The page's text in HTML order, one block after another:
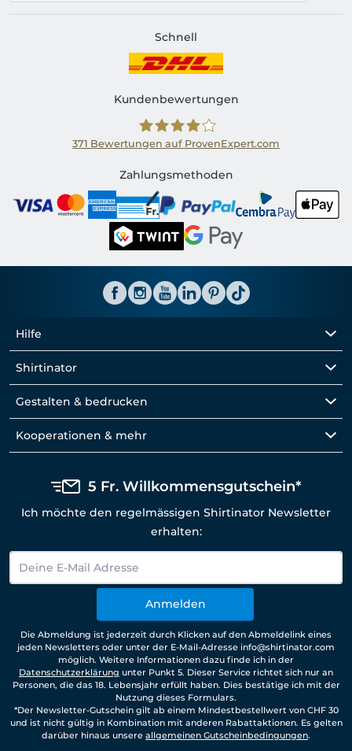
Schnell
Kundenbewertungen
Shirtinator CH
371 Bewertungen auf ProvenExpert.com
Zahlungsmethoden
Hilfe
Shirtinator
Gestalten & bedrucken
Kooperationen & mehr
5 Fr. Willkommensgutschein*
Ich möchte den regelmässigen Shirtinator Newsletter
erhalten:
Anmelden
Die Abmeldung ist jederzeit durch Klicken auf den Abmeldelink eines
jeden Newsletters oder unter der E-Mail-Adresse info@shirtinator.com
möglich. Weitere Informationen dazu finde ich in der
Datenschutzerklärung unter Punkt 5. Dieser Service richtet sich nur an
Personen, die das 18. Lebensjahr erfüllt haben. Dies bestätige ich mit der
Nutzung dieses Formulars.
*Der Newsletter-Gutschein gilt ab einem Mindestbestellwert von CHF 30
und ist nicht gültig in Kombination mit anderen Rabattaktionen. Es gelten
darüber hinaus unsere allgemeinen Gutscheinbedingungen.